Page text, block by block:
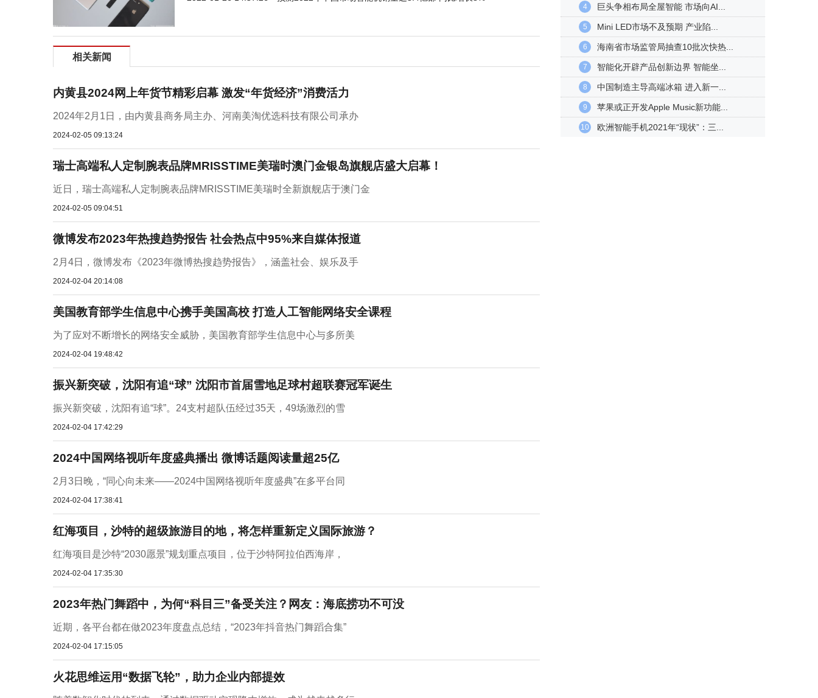
相关新闻
内黄县2024网上年货节精彩启幕 激发“年货经济”消费活力
2024年2月1日，由内黄县商务局主办、河南美淘优选科技有限公司承办
2024-02-05 09:13:24
瑞士高端私人定制腕表品牌MRISSTIME美瑞时澳门金银岛旗舰店盛大启幕！
近日，瑞士高端私人定制腕表品牌MRISSTIME美瑞时全新旗舰店于澳门金
2024-02-05 09:04:51
微博发布2023年热搜趋势报告 社会热点中95%来自媒体报道
2月4日，微博发布《2023年微博热搜趋势报告》，涵盖社会、娱乐及手
2024-02-04 20:14:08
美国教育部学生信息中心携手美国高校 打造人工智能网络安全课程
为了应对不断增长的网络安全威胁，美国教育部学生信息中心与多所美
2024-02-04 19:48:42
振兴新突破，沈阳有追“球” 沈阳市首届雪地足球村超联赛冠军诞生
振兴新突破，沈阳有追“球”。24支村超队伍经过35天，49场激烈的雪
2024-02-04 17:42:29
2024中国网络视听年度盛典播出 微博话题阅读量超25亿
2月3日晚，“同心向未来——2024中国网络视听年度盛典”在多平台同
2024-02-04 17:38:41
红海项目，沙特的超级旅游目的地，将怎样重新定义国际旅游？
红海项目是沙特“2030愿景”规划重点项目，位于沙特阿拉伯西海岸，
2024-02-04 17:35:30
2023年热门舞蹈中，为何“科目三”备受关注？网友：海底捞功不可没
近期，各平台都在做2023年度盘点总结，“2023年抖音热门舞蹈合集”
2024-02-04 17:15:05
火花思维运用“数据飞轮”，助力企业内部提效
4 巨头争相布局全屋智能 市场向AI...
5 Mini LED市场不及预期 产业陷...
6 海南省市场监管局抽查10批次快热...
7 智能化开辟产品创新边界 智能坐...
8 中国制造主导高端冰箱 进入新一...
9 苹果或正开发Apple Music新功能...
10 欧洲智能手机2021年“现状”：三...